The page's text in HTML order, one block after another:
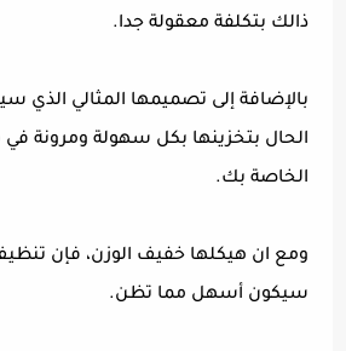
ذالك بتكلفة معقولة جدا.
بالإضافة إلى تصميمها المثالي
الحال بتخزينها بكل سهولة ومرونة في
الخاصة بك.
ومع ان هيكلها خفيف الوزن، فإن
سيكون أسهل مما تظن.